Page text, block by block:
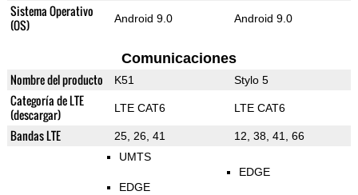
Sistema Operativo
(OS)
Android 9.0 Android 9.0
Comunicaciones
Nombre del producto K51 Stylo 5
Categoría de LTE
(descargar)
LTE CAT6 LTE CAT6
Bandas LTE 25, 26, 41 12, 38, 41, 66
UMTS
EDGE
EDGE